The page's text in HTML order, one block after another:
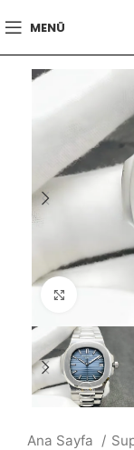
MENÜ
Ana Sayfa